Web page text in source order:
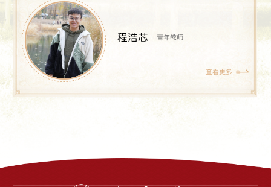
程浩芯 青年教师
查看更多